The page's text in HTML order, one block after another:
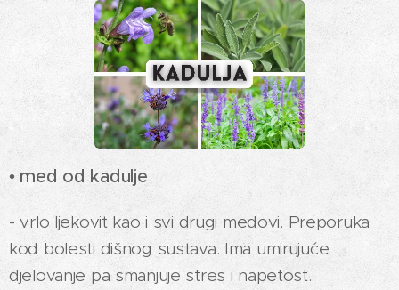
• med od kadulje
- vrlo ljekovit kao i svi drugi medovi. Preporuka
kod bolesti dišnog sustava. Ima umirujuće
djelovanje pa smanjuje stres i napetost.